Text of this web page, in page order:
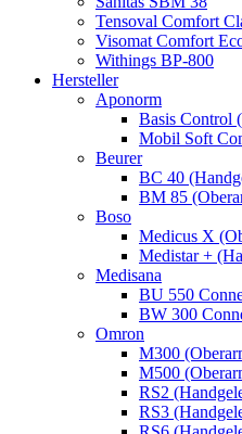
Tensoval Comfort
Visomat Comfort
Withings BP-800
Hersteller
Aponorm
Basis Control
Mobil Soft
Beurer
BC 40
BM 85
Boso
Medicus X
Medistar +
Medisana
BU 550
BW 300
Omron
M300
M500
RS2
RS3